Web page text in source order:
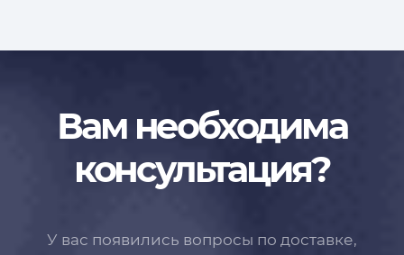
Вам необходима
консультация?
У вас появились вопросы по доставке,